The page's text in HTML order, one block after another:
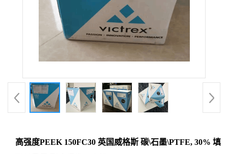
高强度PEEK 150FC30 英国威格斯 碳\石墨\PTFE, 30% 填